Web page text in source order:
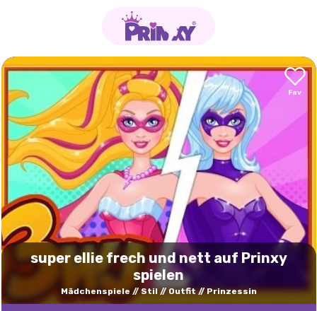
super ellie frech und nett auf Prinxy
spielen
Mädchenspiele Stil Outfit Prinzessin